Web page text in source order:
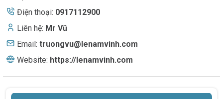
Điện thoại: 0917112900
Liên hệ: Mr Vũ
Email: truongvu@lenamvinh.com
Website: https://lenamvinh.com